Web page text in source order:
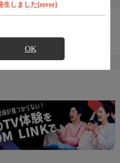
生しました[error]
OK
組